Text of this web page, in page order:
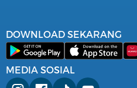
DOWNLOAD SEKARANG
MEDIA SOSIAL